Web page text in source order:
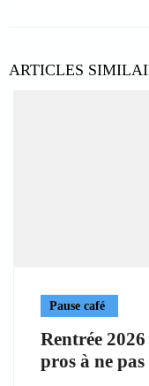
ARTICLES
Pause café
Rentrée
pros à ne